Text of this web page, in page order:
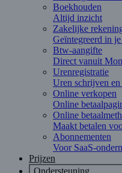
Boekhouden
Altijd inzicht
Zakelijke
Geïntegreerd in
Btw-aangifte
Direct vanuit
Urenregistratie
Uren schrijven en
Online verkopen
Online
Online
Maakt betalen
Abonnementen
Voor SaaS-
Prijzen